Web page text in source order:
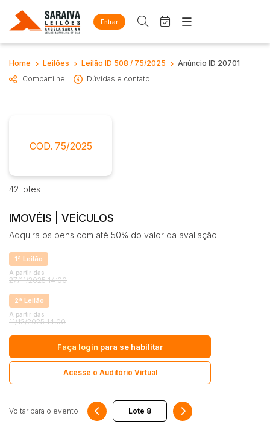
Entrar
Criar conta
Site
Agenda
Busca por categoria
Arma/Segurança
Combustível
Imóveis
Apartamento
Casa
Comercial
Imóvel
Lote
Lote/Terreno
Rural
Vaga de Garagem
Busca por palavra-chave
Bairro
Judiciais Extrajudiciais
R$
Home
Home Leilões Leilão ID 508 / 75/2025
Anúncio ID 20701
Compartilhe
Dúvidas e contato
COD. 75/2025
42 lotes
IMOVÉIS | VEÍCULOS
Adquira os bens com até 50% do valor da avaliação.
1ª Leilão
A partir das
27/11/2025 14:00
2ª Leilão
A partir das
11/12/2025 14:00
Faça login para se habilitar
Acesse o Auditório Virtual
Voltar para o evento